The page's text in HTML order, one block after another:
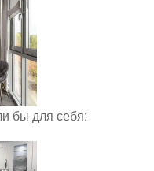
бы для себя: